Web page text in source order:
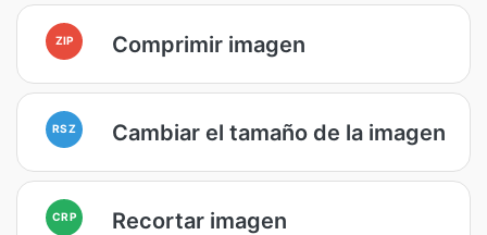
ZIP Comprimir imagen
RSZ Cambiar el tamaño de la imagen
CRP Recortar imagen